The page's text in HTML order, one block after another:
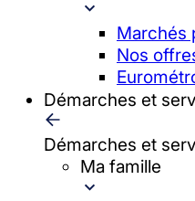
Marchés
Nos
Démarches et
Démarches et
Ma famille